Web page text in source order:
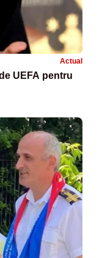
Actual
UEFA pentru